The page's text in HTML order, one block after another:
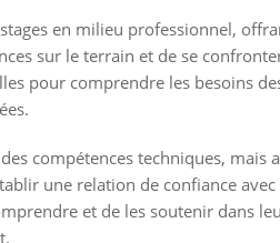
en milieu professionnel,
sur le terrain et de se
pour comprendre les besoins
compétences techniques, mais
une relation de confiance avec
et de les soutenir dans